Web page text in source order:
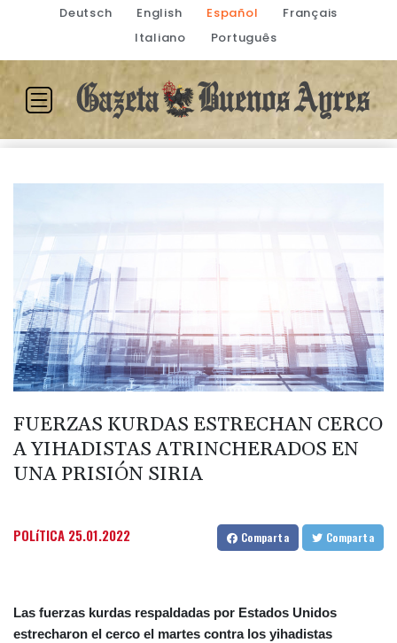
Deutsch English Español
Français
Italiano
Português
FUERZAS KURDAS ESTRECHAN CERCO
A YIHADISTAS ATRINCHERADOS EN
UNA PRISIÓN SIRIA
POLíTICA 25.01.2022 Comparta Comparta
Las fuerzas kurdas respaldadas por Estados Unidos
estrecharon el cerco el martes contra los yihadistas